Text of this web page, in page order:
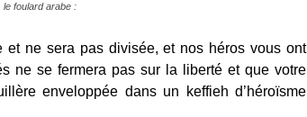
le foulard arabe :
et ne sera pas divisée, et nos héros vous ont
ne se fermera pas sur la liberté et que votre
enveloppée dans un keffieh d’héroïsme